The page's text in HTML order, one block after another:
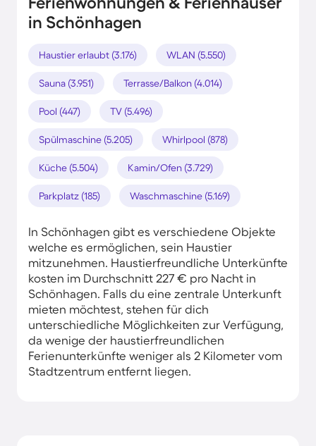
in Schönhagen
Haustier erlaubt (3.176) WLAN (5.550)
Sauna (3.951) Terrasse/Balkon (4.014)
Pool (447) TV (5.496)
Spülmaschine (5.205) Whirlpool (878)
Küche (5.504) Kamin/Ofen (3.729)
Parkplatz (185) Waschmaschine (5.169)
In Schönhagen gibt es verschiedene Objekte
welche es ermöglichen, sein Haustier
mitzunehmen. Haustierfreundliche Unterkünfte
kosten im Durchschnitt 227 € pro Nacht in
Schönhagen. Falls du eine zentrale Unterkunft
mieten möchtest, stehen für dich
unterschiedliche Möglichkeiten zur Verfügung,
da wenige der haustierfreundlichen
Ferienunterkünfte weniger als 2 Kilometer vom
Stadtzentrum entfernt liegen.